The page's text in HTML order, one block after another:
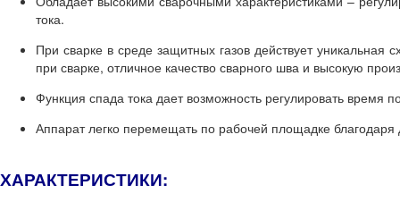
тока.
При сварке в среде защитных газов действует уникальная
при сварке, отличное качество сварного шва и высокую
Функция спада тока дает возможность регулировать время
Аппарат легко перемещать по рабочей площадке
ХАРАКТЕРИСТИКИ: